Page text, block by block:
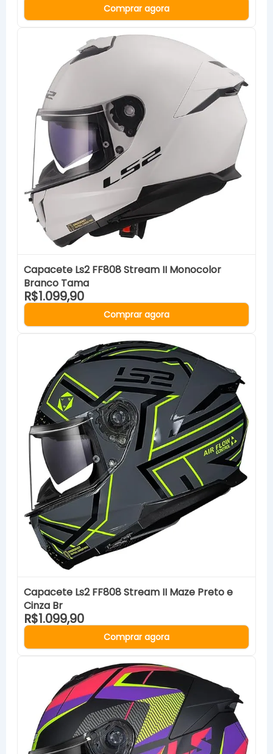
Comprar agora
Capacete Ls2 FF808 Stream II Monocolor
Branco Tama
R$1.099,90
Comprar agora
Capacete Ls2 FF808 Stream II Maze Preto e
Cinza Br
R$1.099,90
Comprar agora